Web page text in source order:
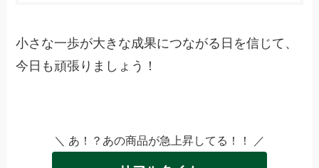
小さな一歩が大きな成果につながる日を信じて、
今日も頑張りましょう！
＼ あ！？あの商品が急上昇してる！！ ／